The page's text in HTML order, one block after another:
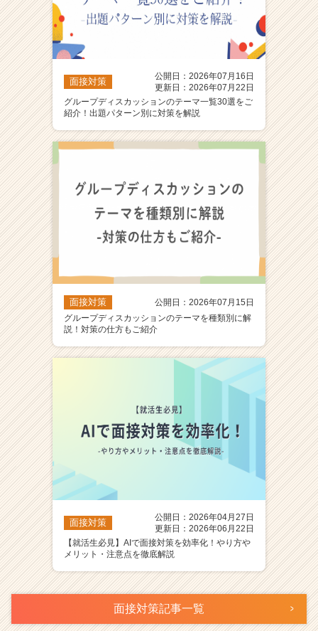
面接対策
公開日：2026年07月16日
更新日：2026年07月22日
グループディスカッションのテーマ一覧30選をご
紹介！出題パターン別に対策を解説
面接対策
公開日：2026年07月15日
グループディスカッションのテーマを種類別に解
説！対策の仕方もご紹介
面接対策
公開日：2026年04月27日
更新日：2026年06月22日
【就活生必見】AIで面接対策を効率化！やり方や
メリット・注意点を徹底解説
面接対策記事一覧